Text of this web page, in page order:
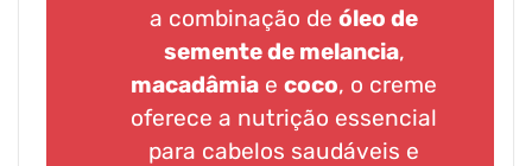
a combinação deóleo de
semente de melancia,
macadâmia ecoco, o creme
oferece a nutrição essencial
para cabelos saudáveis e